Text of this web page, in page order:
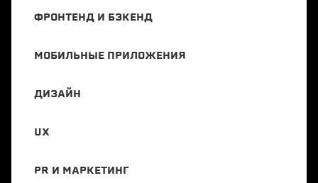
ФРОНТЕНД И БЭКЕНД
МОБИЛЬНЫЕ ПРИЛОЖЕНИЯ
ДИЗАЙН
UX
PR И МАРКЕТИНГ